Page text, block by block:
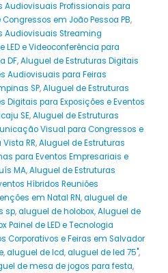
Audiovisuais Profissionais para
em João Pessoa PB,
Audiovisuais Streaming
LED e Videoconferência para
DF,Aluguel de Estruturas Digitais
Audiovisuais para Feiras
SP,Aluguel de Estruturas
Digitais para Exposições e Eventos
SE,Aluguel de Estruturas
Visual para Congressos e
RR,Aluguel de Estruturas
para Eventos Empresariais e
MA,Aluguel de Estruturas
Híbridos Reuniões
em Natal RN,aluguel de
sp,aluguel de holobox,Aluguel de
Painel de LED e Tecnologia
Corporativos e Feiras em Salvador
,aluguel de lcd,aluguel de led 75",
de mesa de jogos para festa,